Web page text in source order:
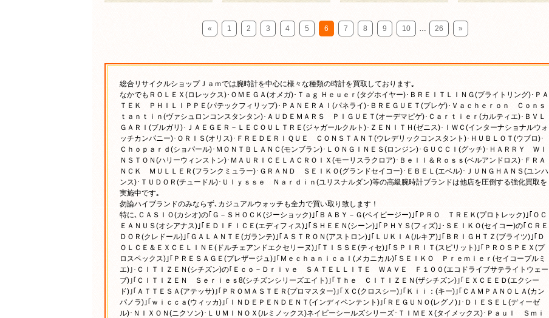
« 1 2 3 4 5 6 7 8 9 10 … 26 »
総合リサイクルショップＪａｍでは腕時計を中心に様々な種類の時計を買取しております｡
なかでもＲＯＬＥＸ(ロレックス)･ＯＭＥＧＡ(オメガ)･Ｔａｇ Ｈｅｕｅｒ(タグホイヤー)･ＢＲＥＩＴＬＩＮＧ(ブライトリング)･ＰＡ
ＴＥＫ ＰＨＩＬＩＰＰＥ(パテックフィリップ)･ＰＡＮＥＲＡＩ(パネライ)･ＢＲＥＧＵＥＴ(ブレゲ)･Ｖａｃｈｅｒｏｎ Ｃｏｎｓ
ｔａｎｔｉｎ(ヴァシュロンコンスタンタン)･ＡＵＤＥＭＡＲＳ ＰＩＧＵＥＴ(オーデマピゲ)･Ｃａｒｔｉｅｒ(カルティエ)･ＢＶＬ
ＧＡＲＩ(ブルガリ)･ＪＡＥＧＥＲ－ＬＥＣＯＵＬＴＲＥ(ジャガールクルト)･ＺＥＮＩＴＨ(ゼニス)･ＩＷＣ(インターナショナルウォ
ッチカンパニー)･ＯＲＩＳ(オリス)･ＦＲＥＤＥＲＩＱＵＥ ＣＯＮＳＴＡＮＴ(ウレデリックコンスタント)･ＨＵＢＬＯＴ(ウブロ)･
Ｃｈｏｐａｒｄ(ショパール)･ＭＯＮＴＢＬＡＮＣ(モンブラン)･ＬＯＮＧＩＮＥＳ(ロンジン)･ＧＵＣＣＩ(グッチ)･ＨＡＲＲＹ ＷＩ
ＮＳＴＯＮ(ハリーウィンストン)･ＭＡＵＲＩＣＥＬＡＣＲＯＩＸ(モーリスラクロア)･Ｂｅｌｌ＆Ｒｏｓｓ(ベルアンドロス)･ＦＲＡ
ＮＣＫ ＭＵＬＬＥＲ(フランクミュラー)･ＧＲＡＮＤ ＳＥＩＫＯ(グランドセイコー)･ＥＢＥＬ(エベル)･ＪＵＮＧＨＡＮＳ(ユンハ
ンス)･ＴＵＤＯＲ(チュードル)･Ｕｌｙｓｓｅ Ｎａｒｄｉｎ(ユリスナルダン)等の高級腕時計ブランドは他店を圧倒する強化買取を
実施中です｡
勿論ハイブランドのみならず､カジュアルウォッチも全力で買い取り致します！
特に､ＣＡＳＩＯ(カシオ)の｢Ｇ－ＳＨＯＣＫ(ジーショック)｣｢ＢＡＢＹ－Ｇ(ベイビージー)｣｢ＰＲＯ ＴＲＥＫ(プロトレック)｣｢ＯＣ
ＥＡＮＵＳ(オシアナス)｣｢ＥＤＩＦＩＣＥ(エディフィス)｣｢ＳＨＥＥＮ(シーン)｣｢ＰＨＹＳ(フィズ)｣･ＳＥＩＫＯ(セイコー)の｢ＣＲＥ
ＤＯＲ(クレドール)｣｢ＧＡＬＡＮＴＥ(ガランテ)｣｢ＡＳＴＲＯＮ(アストロン)｣｢ＬＵＫＩＡ(ルキア)｣｢ＢＲＩＧＨＴＺ(ブライツ)｣｢Ｄ
ＯＬＣＥ＆ＥＸＣＥＬＩＮＥ(ドルチェアンドエクセリーヌ)｣｢ＴＩＳＳＥ(ティセ)｣｢ＳＰＩＲＩＴ(スピリット)｣｢ＰＲＯＳＰＥＸ(プ
ロスペックス)｣｢ＰＲＥＳＡＧＥ(プレザージュ)｣｢Ｍｅｃｈａｎｉｃａｌ(メカニカル)｢ＳＥＩＫＯ Ｐｒｅｍｉｅｒ(セイコープルミ
エ)｣･ＣＩＴＩＺＥＮ(シチズン)の｢Ｅｃｏ－Ｄｒｉｖｅ ＳＡＴＥＬＬＩＴＥ ＷＡＶＥ Ｆ１００(エコドライブサテライトウェー
ブ)｣｢ＣＩＴＩＺＥＮ Ｓｅｒｉｅｓ8(シチズンシリーズエイト)｣｢Ｔｈｅ ＣＩＴＩＺＥＮ(ザシチズン)｣｢ＥＸＣＥＥＤ(エクシー
ド)｣｢ＡＴＴＥＳＡ(アテッサ)｣｢ＰＲＯＭＡＳＴＥＲ(プロマスター)｣｢ＸＣ(クロスシー)｣｢Ｋｉｉ：(キー)｣｢ＣＡＭＰＡＮＯＬＡ(カン
パノラ)｣｢ｗｉｃｃａ(ウィッカ)｣｢ＩＮＤＥＰＥＮＤＥＮＴ(インディペンテント)｣｢ＲＥＧＵＮＯ(レグノ)｣･ＤＩＥＳＥＬ(ディーゼ
ル)･ＮＩＸＯＮ(ニクソン)･ＬＵＭＩＮＯＸ(ルミノックス)ネイビーシールズシリーズ･ＴＩＭＥＸ(タイメックス)･Ｐａｕｌ Ｓｍｉ